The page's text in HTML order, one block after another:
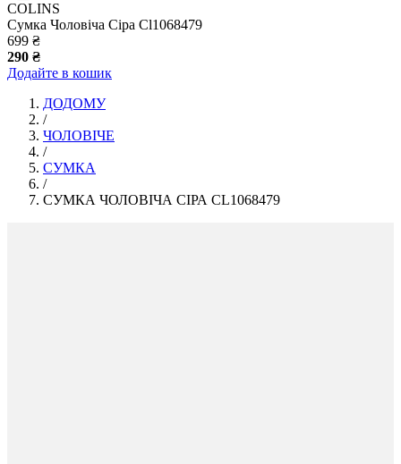
COLINS
Сумка Чоловіча Сіра Cl1068479
699 ₴
290 ₴
Додайте в кошик
ДОДОМУ
/
ЧОЛОВІЧЕ
/
СУМКА
/
СУМКА ЧОЛОВІЧА СІРА CL1068479